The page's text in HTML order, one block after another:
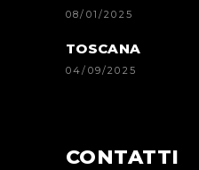
08/01/2025
TOSCANA
04/09/2025
CONTATTI